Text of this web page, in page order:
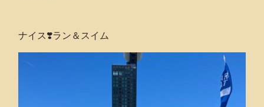
ナイス❣️ラン＆スイム